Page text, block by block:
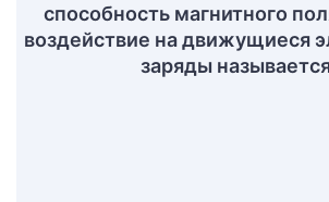
способность магнитного
воздействие на движущиеся
заряды